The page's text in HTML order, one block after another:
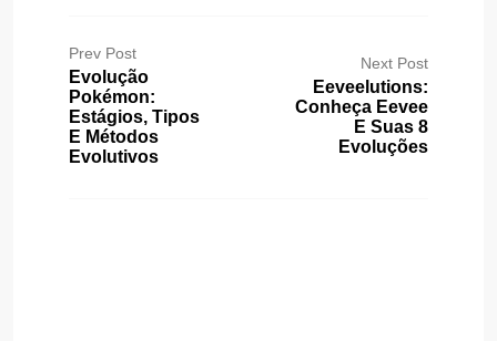
Prev Post
Evolução
Pokémon:
Estágios, Tipos
E Métodos
Evolutivos
Next Post
Eeveelutions:
Conheça Eevee
E Suas 8
Evoluções